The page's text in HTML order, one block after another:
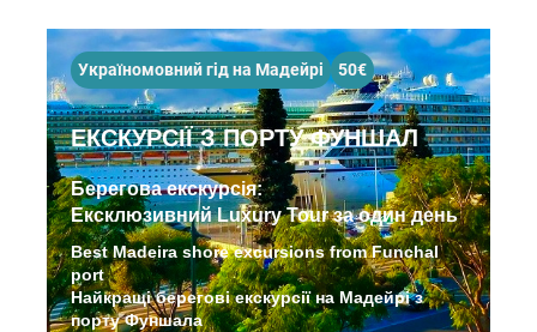
Україномовний гід на Мадейрі 50€
ЕКСКУРСІЇ З ПОРТУ ФУНШАЛ
Берегова екскурсія:
Ексклюзивний Luxury Tour за один день
Best Madeira shore excursions from Funchal
port
Найкращі берегові екскурсії на Мадейрі з
порту Фуншала